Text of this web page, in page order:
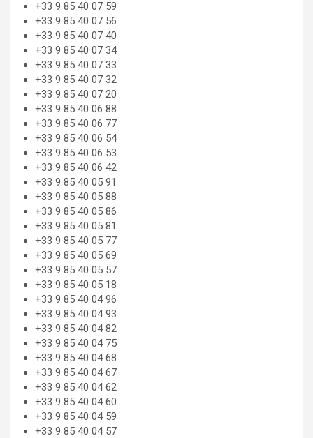
+33 9 85 40 07 59
+33 9 85 40 07 56
+33 9 85 40 07 40
+33 9 85 40 07 34
+33 9 85 40 07 33
+33 9 85 40 07 32
+33 9 85 40 07 20
+33 9 85 40 06 88
+33 9 85 40 06 77
+33 9 85 40 06 54
+33 9 85 40 06 53
+33 9 85 40 06 42
+33 9 85 40 05 91
+33 9 85 40 05 88
+33 9 85 40 05 86
+33 9 85 40 05 81
+33 9 85 40 05 77
+33 9 85 40 05 69
+33 9 85 40 05 57
+33 9 85 40 05 18
+33 9 85 40 04 96
+33 9 85 40 04 93
+33 9 85 40 04 82
+33 9 85 40 04 75
+33 9 85 40 04 68
+33 9 85 40 04 67
+33 9 85 40 04 62
+33 9 85 40 04 60
+33 9 85 40 04 59
+33 9 85 40 04 57